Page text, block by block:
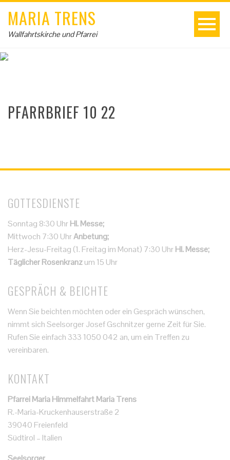
MARIA TRENS
Wallfahrtskirche und Pfarrei
PFARRBRIEF 10 22
GOTTESDIENSTE
Sonntag 8:30 UhrHl. Messe;
Mittwoch 7:30 UhrAnbetung;
Herz-Jesu-Freitag (1. Freitag im Monat) 7:30 UhrHl. Messe;
Täglicher Rosenkranzum 15 Uhr
GESPRÄCH & BEICHTE
Wenn Sie beichten möchten oder ein Gespräch wünschen,
nimmt sich Seelsorger Josef Gschnitzer gerne Zeit für Sie.
Rufen Sie einfach 333 1050 042 an, um ein Treffen zu
vereinbaren.
KONTAKT
Pfarrei Maria Himmelfahrt Maria Trens
R.-Maria-Kruckenhauserstraße 2
39040 Freienfeld
Südtirol – Italien